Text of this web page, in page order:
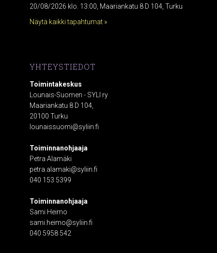
20/08/2026 klo. 13:00, Maariankatu 8 D 104, Turku
Näytä kaikki tapahtumat »
YHTEYSTIEDOT
Toimintakeskus
Lounais-Suomen - SYLI ry
Maariankatu 8 D 104,
20100 Turku
lounaissuomi@syliin.fi
Toiminnanohjaaja
Petra Alamäki
petra.alamaki@syliin.fi
040 153 5399
Toiminnanohjaaja
Sami Heimo
sami.heimo@syliin.fi
040 5958 542